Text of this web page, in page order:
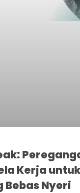
Kerja untuk
Bebas Nyeri